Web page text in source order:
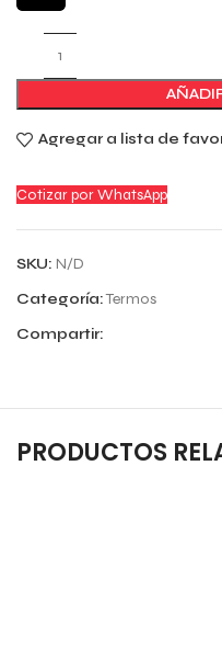
Agregar a lista de
Cotizar por WhatsApp
SKU: N/D
Categoría:Termos
Compartir:
PRODUCTOS